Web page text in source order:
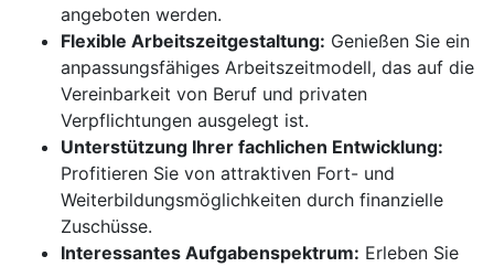
angeboten werden.
Flexible Arbeitszeitgestaltung: Genießen Sie ein
anpassungsfähiges Arbeitszeitmodell, das auf die
Vereinbarkeit von Beruf und privaten
Verpflichtungen ausgelegt ist.
Unterstützung Ihrer fachlichen Entwicklung:
Profitieren Sie von attraktiven Fort- und
Weiterbildungsmöglichkeiten durch finanzielle
Zuschüsse.
Interessantes Aufgabenspektrum: Erleben Sie